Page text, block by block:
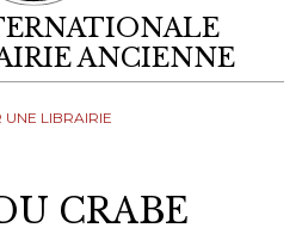
ANCIENNE
UNE LIBRAIRIE
CRABE